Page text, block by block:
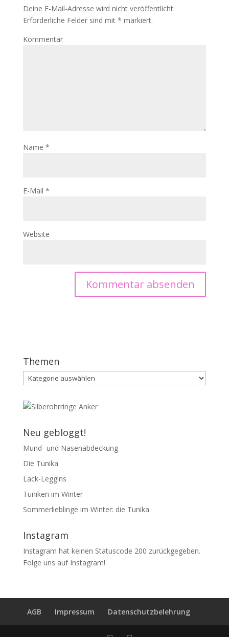
Deine E-Mail-Adresse wird nicht veröffentlicht.
Erforderliche Felder sind mit * markiert.
Kommentar
Name *
E-Mail *
Website
Themen
Themen
Neu gebloggt!
Mund- und Nasenabdeckung
Die Tunika
Lack-Leggins
Tuniken im Winter
Sommerlieblinge im Winter: die Tunika
Instagram
Instagram hat keinen Statuscode 200 zurückgegeben.
Folge uns auf Instagram!
AGB Impressum Datenschutzbelehrung